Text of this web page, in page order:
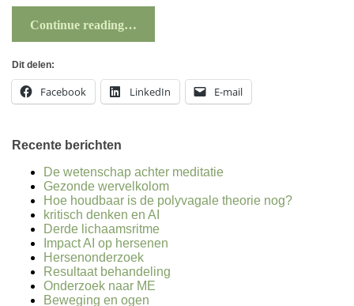
Continue reading…
Dit delen:
Facebook LinkedIn E-mail
Recente berichten
De wetenschap achter meditatie
Gezonde wervelkolom
Hoe houdbaar is de polyvagale theorie nog?
kritisch denken en AI
Derde lichaamsritme
Impact AI op hersenen
Hersenonderzoek
Resultaat behandeling
Onderzoek naar ME
Beweging en ogen